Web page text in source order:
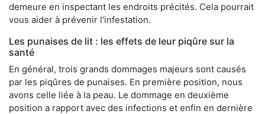
demeure en inspectant les endroits précités. Cela pourrait
vous aider à prévenir l'infestation.
Les punaises de lit : les effets de leur piqûre sur la
santé
En général, trois grands dommages majeurs sont causés
par les piqûres de punaises. En première position, nous
avons celle liée à la peau. Le dommage en deuxième
position a rapport avec des infections et enfin en dernière